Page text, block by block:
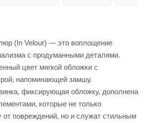
(In Velour) — это воплощение
с продуманными деталями.
цвет мягкой обложки с
напоминающей замшу.
фиксирующая обложку, дополнена
которые не только
повреждений, но и служат стильным